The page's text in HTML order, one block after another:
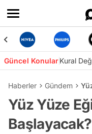
Güncel KonularKural
Haberler Gündem
Yüz Yüze